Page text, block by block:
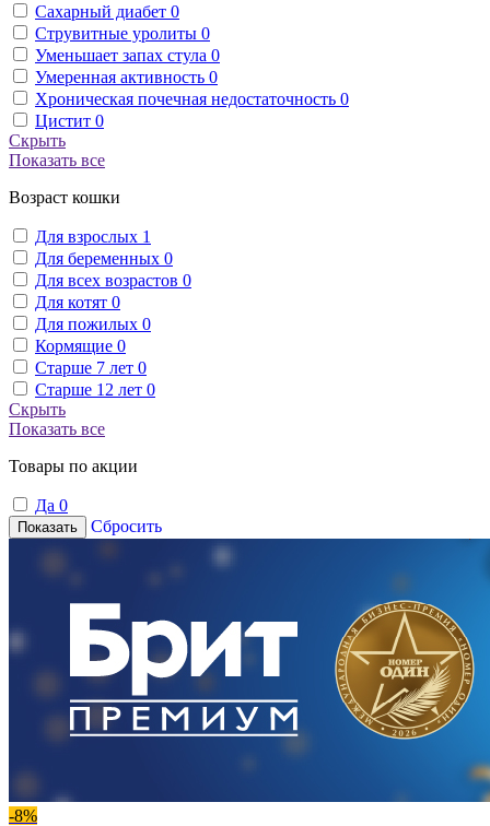
Сахарный диабет 0
Струвитные уролиты 0
Уменьшает запах стула 0
Умеренная активность 0
Хроническая почечная недостаточность 0
Цистит 0
Скрыть
Показать все
Возраст кошки
Для взрослых 1
Для беременных 0
Для всех возрастов 0
Для котят 0
Для пожилых 0
Кормящие 0
Старше 7 лет 0
Старше 12 лет 0
Скрыть
Показать все
Товары по акции
Да 0
Показать Сбросить
-8%